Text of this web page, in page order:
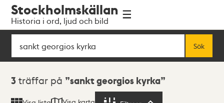
navigationen
huvudinnehållet
Stockholmskällan
Historia i ord, ljud och bild
Sök
Sök
Sökresultat
3 träffar på sankt georgios kyrka